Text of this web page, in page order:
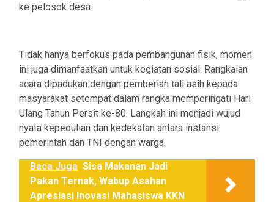
ke pelosok desa.
Tidak hanya berfokus pada pembangunan fisik, momen
ini juga dimanfaatkan untuk kegiatan sosial. Rangkaian
acara dipadukan dengan pemberian tali asih kepada
masyarakat setempat dalam rangka memperingati Hari
Ulang Tahun Persit ke-80. Langkah ini menjadi wujud
nyata kepedulian dan kedekatan antara instansi
pemerintah dan TNI dengan warga.
Baca Juga Sisa Makanan Jadi
Pakan Ternak, Wabup Asahan
Apresiasi Inovasi Mahasiswa KKN